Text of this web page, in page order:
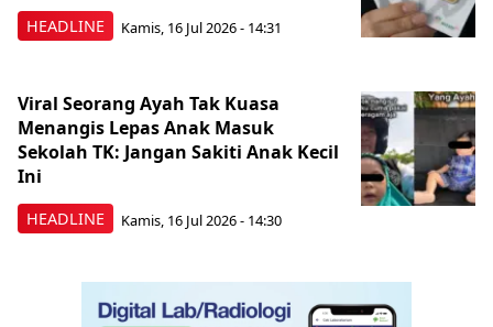
HEADLINE Kamis, 16 Jul 2026 - 14:31
HEADLINE
Viral Seorang Ayah Tak Kuasa
Menangis Lepas Anak Masuk
Sekolah TK: Jangan Sakiti Anak Kecil
Ini
Kamis, 16 Jul 2026 - 14:30